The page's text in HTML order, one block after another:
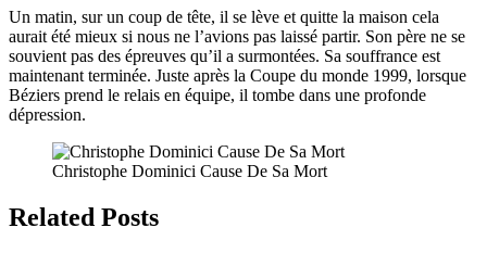
Un matin, sur un coup de tête, il se lève et quitte la maison cela
aurait été mieux si nous ne l’avions pas laissé partir. Son père ne se
souvient pas des épreuves qu’il a surmontées. Sa souffrance est
maintenant terminée. Juste après la Coupe du monde 1999, lorsque
Béziers prend le relais en équipe, il tombe dans une profonde
dépression.
Christophe Dominici Cause De Sa Mort
Related Posts